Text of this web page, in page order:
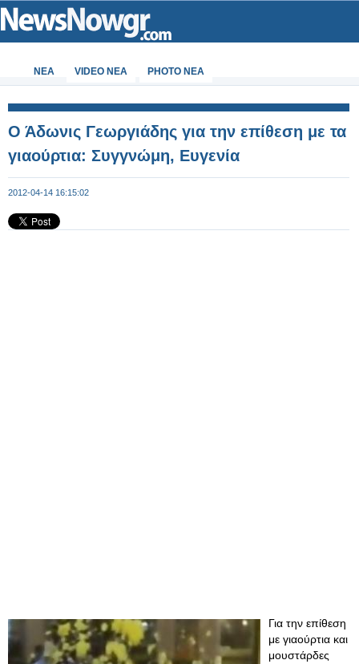
ΝΕΑ VIDEO NEA PHOTO NEA
Ο Άδωνις Γεωργιάδης για την επίθεση με τα
γιαούρτια: Συγγνώμη, Ευγενία
2012-04-14 16:15:02
Για την επίθεση
με γιαούρτια και
μουστάρδες